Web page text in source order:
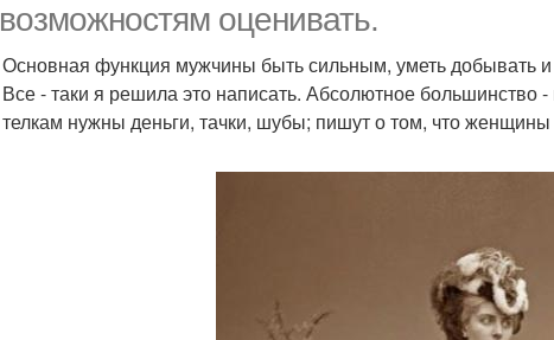
возможностям оценивать.
Основная функция мужчины быть сильным, уметь добывать
Все - таки я решила это написать. Абсолютное большинство
телкам нужны деньги, тачки, шубы; пишут о том, что